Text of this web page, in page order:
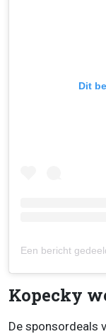
Dit
Kopecky
De sponsordeals